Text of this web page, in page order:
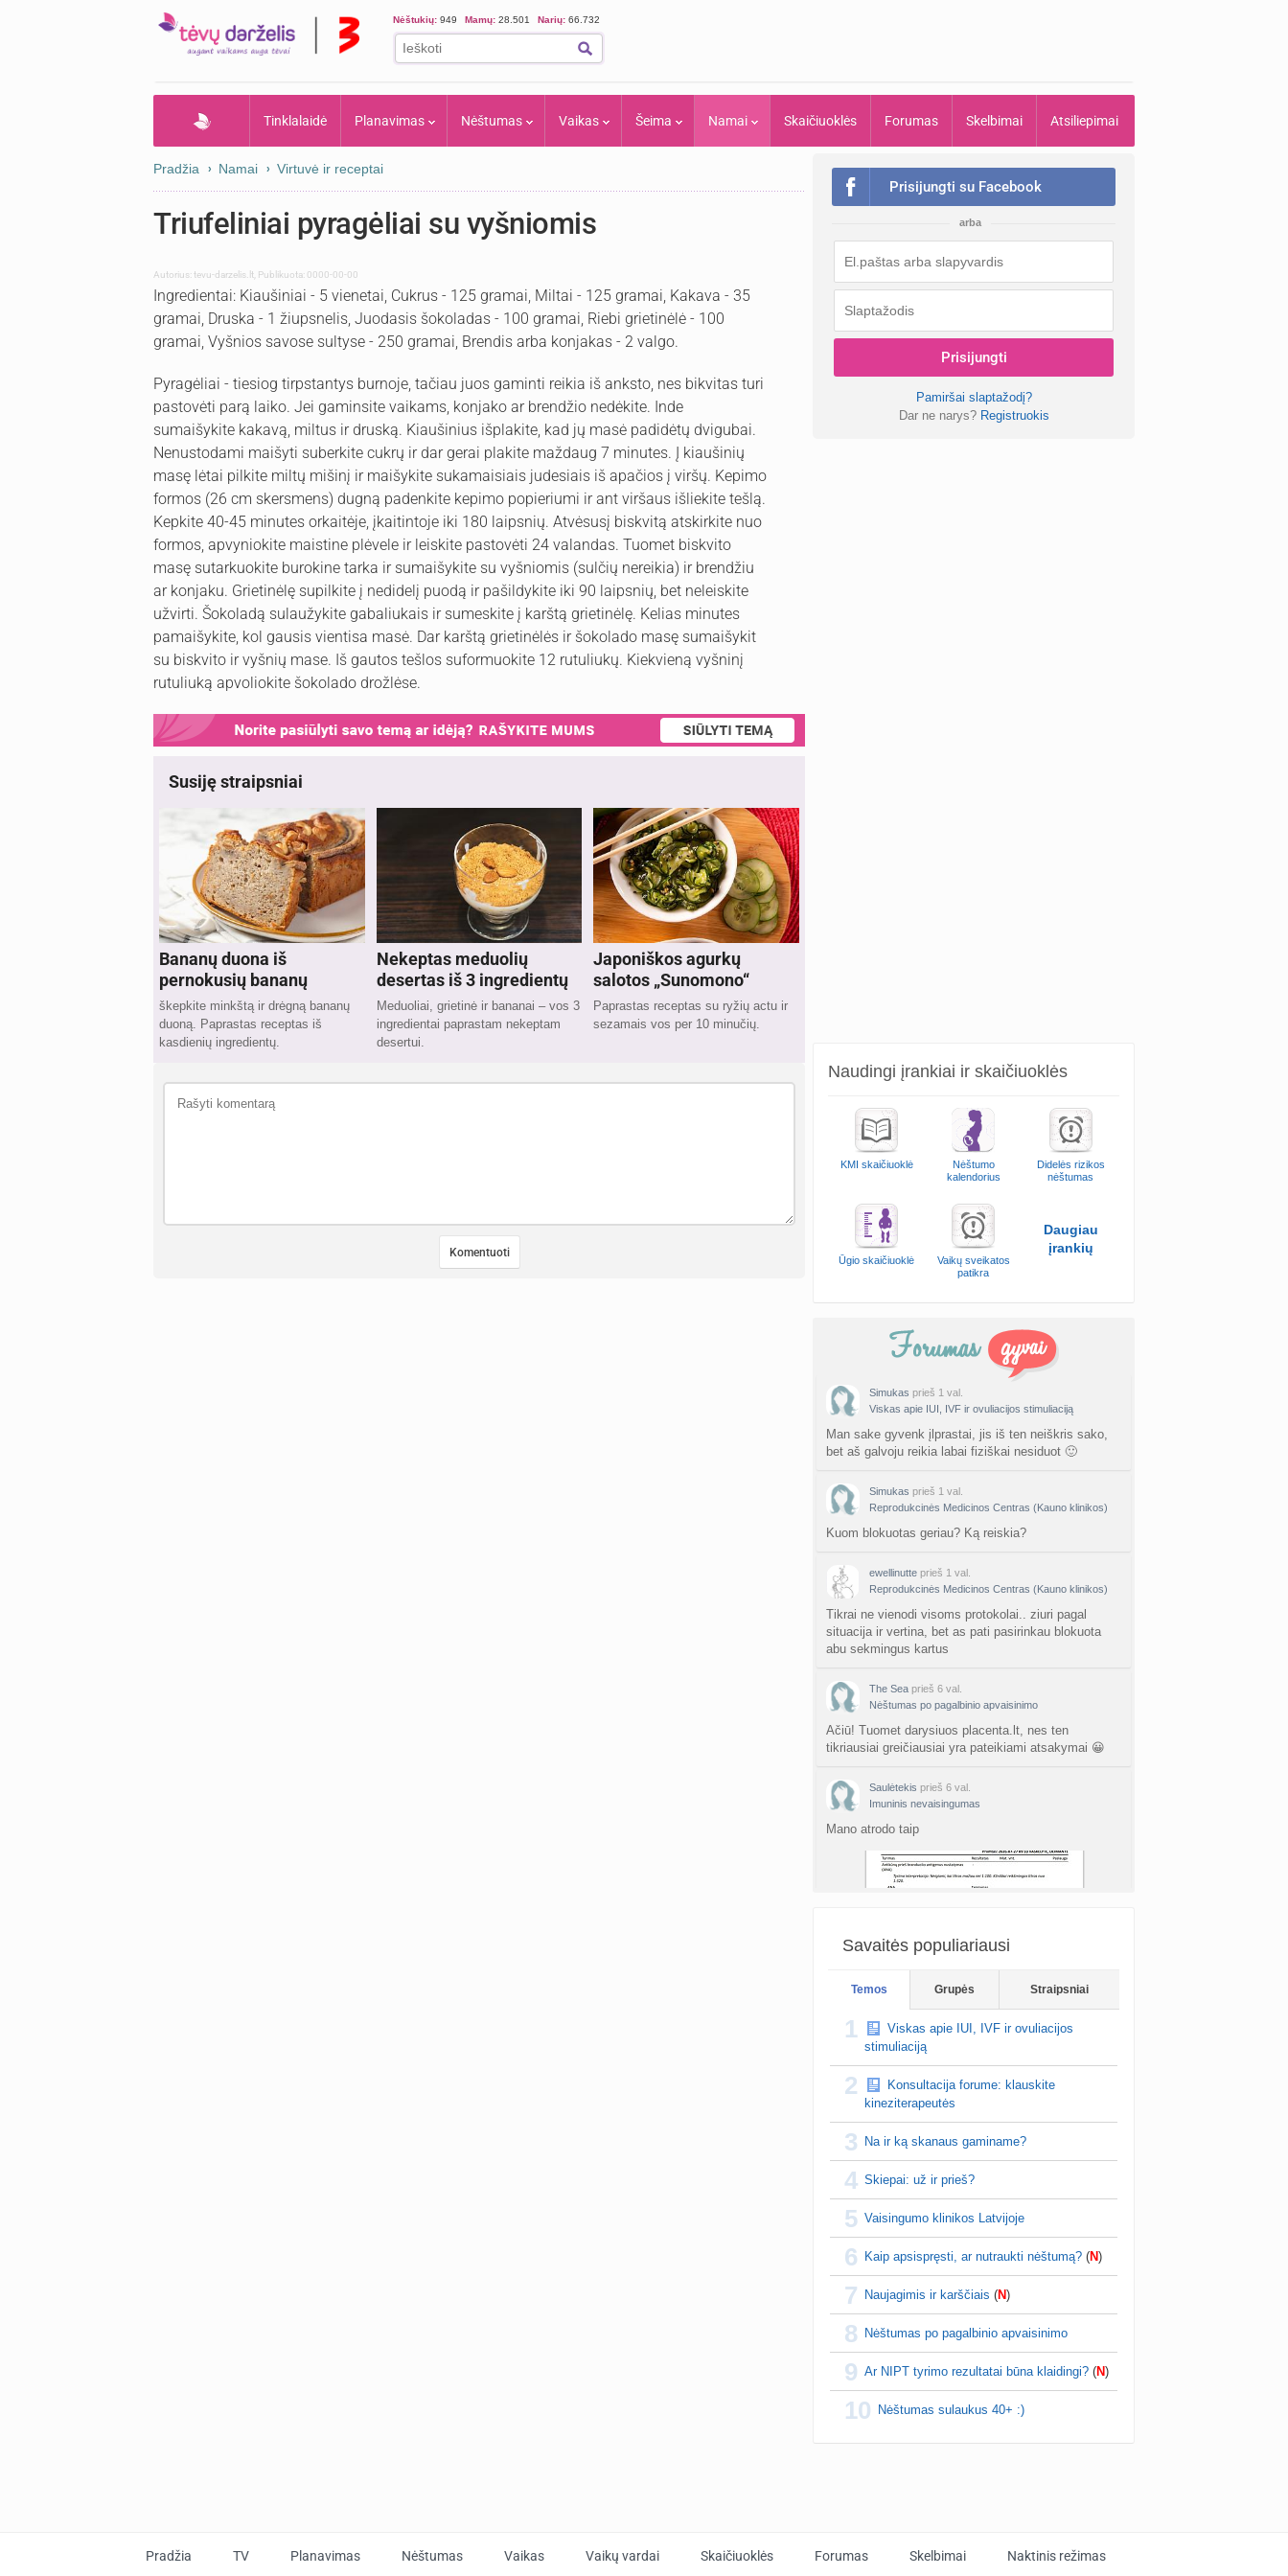
Nėštukių: 949 Mamų: 28.501 Narių: 66.732
Tinklalaidė Planavimas Nėštumas Vaikas Šeima Namai Skaičiuoklės Forumas Skelbimai Atsiliepimai
Pradžia Namai Virtuvė ir receptai
Triufeliniai pyragėliai su vyšniomis
Autorius:tevu-darzelis.lt Publikuota: 0000-00-00
Ingredientai: Kiaušiniai - 5 vienetai, Cukrus - 125 gramai, Miltai - 125 gramai, Kakava - 35
gramai, Druska - 1 žiupsnelis, Juodasis šokoladas - 100 gramai, Riebi grietinėlė - 100
gramai, Vyšnios savose sultyse - 250 gramai, Brendis arba konjakas - 2 valgo.
Pyragėliai - tiesiog tirpstantys burnoje, tačiau juos gaminti reikia iš anksto, nes bikvitas turi
pastovėti parą laiko. Jei gaminsite vaikams, konjako ar brendžio nedėkite. Inde
sumaišykite kakavą, miltus ir druską. Kiaušinius išplakite, kad jų masė padidėtų dvigubai.
Nenustodami maišyti suberkite cukrų ir dar gerai plakite maždaug 7 minutes. Į kiaušinių
masę lėtai pilkite miltų mišinį ir maišykite sukamaisiais judesiais iš apačios į viršų. Kepimo
formos (26 cm skersmens) dugną padenkite kepimo popieriumi ir ant viršaus išliekite tešlą.
Kepkite 40-45 minutes orkaitėje, įkaitintoje iki 180 laipsnių. Atvėsusį biskvitą atskirkite nuo
formos, apvyniokite maistine plėvele ir leiskite pastovėti 24 valandas. Tuomet biskvito
masę sutarkuokite burokine tarka ir sumaišykite su vyšniomis (sulčių nereikia) ir brendžiu
ar konjaku. Grietinėlę supilkite į nedidelį puodą ir pašildykite iki 90 laipsnių, bet neleiskite
užvirti. Šokoladą sulaužykite gabaliukais ir sumeskite į karštą grietinėlę. Kelias minutes
pamaišykite, kol gausis vientisa masė. Dar karštą grietinėlės ir šokolado masę sumaišykit
su biskvito ir vyšnių mase. Iš gautos tešlos suformuokite 12 rutuliukų. Kiekvieną vyšninį
rutuliuką apvoliokite šokolado drožlėse.
Susiję straipsniai
Bananų duona iš
pernokusių bananų
škepkite minkštą ir drėgną bananų
duoną. Paprastas receptas iš
kasdienių ingredientų.
Nekeptas meduolių
desertas iš 3 ingredientų
Meduoliai, grietinė ir bananai – vos 3
ingredientai paprastam nekeptam
desertui.
Japoniškos agurkų
salotos „Sunomono“
Paprastas receptas su ryžių actu ir
sezamais vos per 10 minučių.
Prisijungti su Facebook
arba
Prisijungti
Pamiršai slaptažodį?
Dar ne narys? Registruokis
Naudingi įrankiai ir skaičiuoklės
KMI skaičiuoklė
Nėštumo
kalendorius
Didelės rizikos
nėštumas
Ūgio skaičiuoklė
Vaikų sveikatos
patikra
Daugiau
įrankių
Simukas prieš 1 val.
Viskas apie IUI, IVF ir ovuliacijos stimuliaciją
Man sake gyvenk įlprastai, jis iš ten neiškris sako,
bet aš galvoju reikia labai fiziškai nesiduot 🙂
Simukas prieš 1 val.
Reprodukcinės Medicinos Centras (Kauno klinikos)
Kuom blokuotas geriau? Ką reiskia?
ewellinutte prieš 1 val.
Reprodukcinės Medicinos Centras (Kauno klinikos)
Tikrai ne vienodi visoms protokolai.. ziuri pagal
situacija ir vertina, bet as pati pasirinkau blokuota
abu sekmingus kartus
The Sea prieš 6 val.
Nėštumas po pagalbinio apvaisinimo
Ačiū! Tuomet darysiuos placenta.lt, nes ten
tikriausiai greičiausiai yra pateikiami atsakymai 😀
Saulėtekis prieš 6 val.
Imuninis nevaisingumas
Mano atrodo taip
Nėštumas po pagalbinio apvaisinimo
NAD+ su glutatijonu man buvo skirta lašinė, tai reikia
recepto/skyrimo ir susilašinate bet kurioje klinikoje, o
NMN yra LT vaistinėse 😀
Savaitės populiariausi
Temos Grupės Straipsniai
1
Viskas apie IUI, IVF ir ovuliacijos
stimuliaciją
2
Konsultacija forume: klauskite
kineziterapeutės
3 Na ir ką skanaus gaminame?
4 Skiepai: už ir prieš?
5 Vaisingumo klinikos Latvijoje
6 Kaip apsispręsti, ar nutraukti nėštumą? (N)
7 Naujagimis ir karščiais (N)
8 Nėštumas po pagalbinio apvaisinimo
9 Ar NIPT tyrimo rezultatai būna klaidingi? (N)
10 Nėštumas sulaukus 40+ :)
Pradžia TV Planavimas Nėštumas Vaikas Vaikų vardai Skaičiuoklės Forumas Skelbimai Naktinis režimas